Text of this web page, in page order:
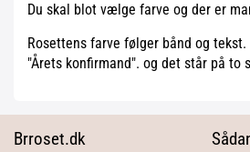
Du skal blot vælge farve og der er
Rosettens farve følger bånd og
"Årets konfirmand". og det står på to
Brroset.dk